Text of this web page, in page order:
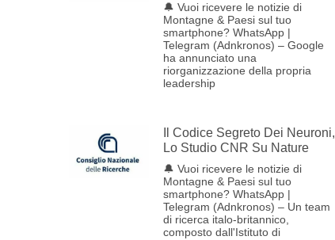
🔔 Vuoi ricevere le notizie di
Montagne & Paesi sul tuo
smartphone? WhatsApp |
Telegram (Adnkronos) – Google
ha annunciato una
riorganizzazione della propria
leadership
Il Codice Segreto Dei Neuroni,
Lo Studio CNR Su Nature
🔔 Vuoi ricevere le notizie di
Montagne & Paesi sul tuo
smartphone? WhatsApp |
Telegram (Adnkronos) – Un team
di ricerca italo-britannico,
composto dall'Istituto di